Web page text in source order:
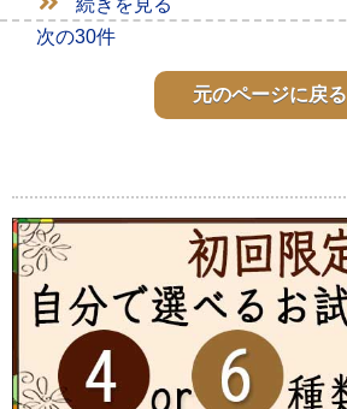
続きを見る
次の30件
元のページに戻る